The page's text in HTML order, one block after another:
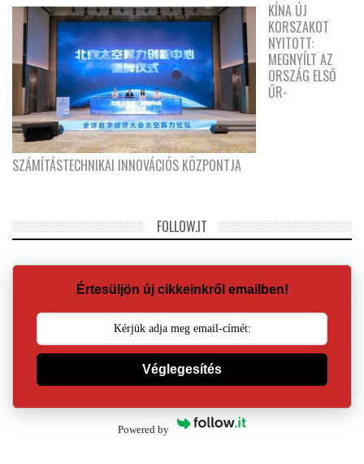
KÍNA ÚJ
KORSZAKOT
NYITOTT:
MEGNYÍLT AZ
ORSZÁG ELSŐ
ŰR-
SZÁMÍTÁSTECHNIKAI INNOVÁCIÓS KÖZPONTJA
FOLLOW.IT
Értesüljön új cikkeinkről emailben!
Véglegesítés
Powered by